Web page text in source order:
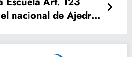
nacional de Ajedrez